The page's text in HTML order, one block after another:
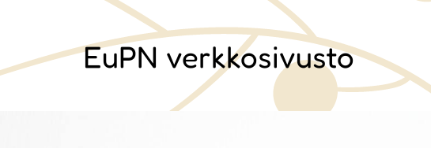
EuPN verkkosivusto